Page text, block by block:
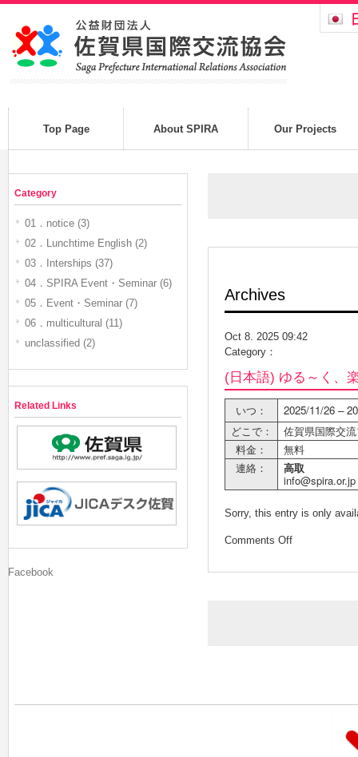
Top Page About SPIRA Our Projects
Category
01．notice (3)
02．Lunchtime English (2)
03．Interships (37)
04．SPIRA Event・Seminar (6)
05．Event・Seminar (7)
06．multicultural (11)
unclassified (2)
Related Links
Facebook
Archives
Oct 8. 2025 09:42
Category：
(日本語) ゆる～く、
いつ：
2025/11/26 –
どこで：
佐賀県国際交
料金：
無料
連絡：
高取
info@spira.or.jp
Sorry, this entry is only
Comments Off